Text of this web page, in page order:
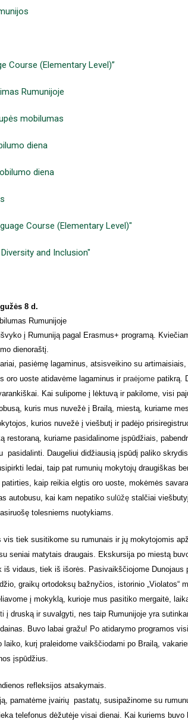
Course (Elementary Level)”
Rumunijoje
mobilumas
diena
diena
Course (Elementary Level)"
and Inclusion"
8 d.
Rumunijoje
į Rumuniją pagal Erasmus+ programą.
dienoraštį.
pasiėmę lagaminus, atsisveikino su artimaisiais,
oro uoste atidavėme lagaminus ir praėjome patikrą.
Kai sulipome į lėktuvą ir pakilome, visi
kuris mus nuvežė į Brailą, miestą, kuriame
kurios nuvežė į viešbutį ir padėjo
kuriame pasidalinome įspūdžiais,
pasidalinti. Daugeliui didžiausią įspūdį paliko
ledai, taip pat rumunių mokytojų draugiškas
kaip reikia elgtis oro uoste, mokėmės
autobusu, kai kam nepatiko sulūžę stalčiai
tolesniems nuotykiams.
tiek susitikome su rumunais ir jų mokytojomis
seniai matytais draugais. Ekskursija po miestą
iš vidaus, tiek iš išorės. Pasivaikščiojome Dunojaus
graikų ortodoksų bažnyčios, istorinio „Violatos“
į mokyklą, kurioje mus pasitiko mergaitė,
į druską ir suvalgyti, nes taip Rumunijoje yra
Buvo labai gražu! Po atidarymo programos
kurį praleidome vaikščiodami po Brailą,
įspūdžius.
refleksijos atsakymais.
pamatėme įvairių pastatų, susipažinome su
telefonus dėžutėje visai dienai. Kai kuriems buvo